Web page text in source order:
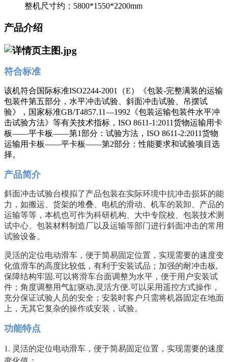
整机尺寸约： 5800*1550*2200mm
产品介绍
符合标准
该机符合国际标准ISO2244-2001（E）《包装-完整满装的运输
包装件第五部分，水平冲击试验、斜面冲击试验、吊摆试
验》，国家标准GB/T4857.11—1992《包装运输包装件水平冲
击试验方法》等有关技术指标，ISO 8611-1:2011货物运输用卡
板——平卡板——第1部分：试验方法，ISO 8611-2:2011货物
运输用卡板——平卡板——第2部分：性能要求和试验项目选
择。
产品简介
斜面冲击试验台模拟了产品包装在实际环境中抗冲击损坏的能
力，如搬运、货架的堆叠、电机的滑动、机车的装卸、产品的
运输等等，本机也可作为科研机构、大中专院校、包装技术测
试中心、包装材料制造厂以及运输等部门进行斜面冲击的常用
试验设备。
灵活的定位电动滑车，便于简易固定位置，实现需要的速度变
化值滑车的高度比较低，有利于安装试品；加强的耐冲击板,
保障结构牢固.可以将滑车台面调整为水平，便于用户安装试
件；角度调整用气缸驱动,灵活方便.可以采用遥控方式操作，
充分保证试验人员的安全；安装时客户只需将机器固定在地面
上，无其它复杂的操作或安装，试验。
功能特点
1. 灵活的定位电动滑车，便于简易固定位置，实现需要的速度